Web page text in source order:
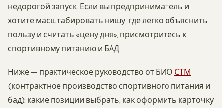
недорогой запуск. Если вы предприниматель и
хотите масштабировать нишу, где легко объяснить
пользу и считать «цену дня», присмотритесь к
спортивному питанию и БАД.
Ниже — практическое руководство от БИО СТМ
(контрактное производство спортивного питания и
бад): какие позиции выбрать, как оформить карточку